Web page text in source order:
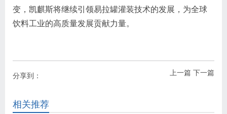
变，凯麒斯将继续引领易拉罐灌装技术的发展，为全球
饮料工业的高质量发展贡献力量。
上一篇 下一篇
分享到：
相关推荐